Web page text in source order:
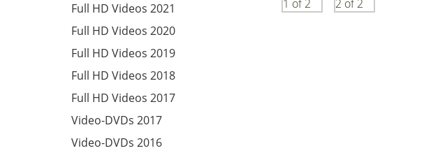
Full HD Videos 2021
Full HD Videos 2020
Full HD Videos 2019
Full HD Videos 2018
Full HD Videos 2017
Video-DVDs 2017
Video-DVDs 2016